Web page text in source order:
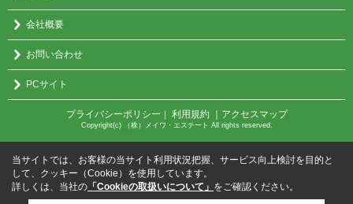
会社概要
お問い合わせ
PCサイト
プライバシーポリシー ｜ 利用規約 ｜アクセスマップ
Copyright(c) （株）メイワ・エステート All rights reserved.
当サイトでは、お客様の当サイト利用状況把握、サービス向上検討を目的と
して、クッキー（Cookie）を使用しています。
詳しくは、当社の 「Cookieの取扱いについて」 をご確認ください。